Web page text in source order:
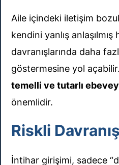
Aile içindeki iletişim
kendini yanlış
davranışlarında daha
göstermesine yol
temelli ve tutarlı
önemlidir.
Riskli
İntihar girişimi, sadece